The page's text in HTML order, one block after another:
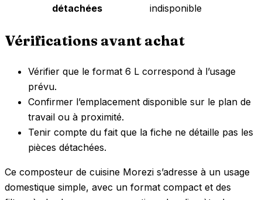
détachées
indisponible
Vérifications avant achat
Vérifier que le format 6 L correspond à l’usage
prévu.
Confirmer l’emplacement disponible sur le plan de
travail ou à proximité.
Tenir compte du fait que la fiche ne détaille pas les
pièces détachées.
Ce composteur de cuisine Morezi s’adresse à un usage
domestique simple, avec un format compact et des